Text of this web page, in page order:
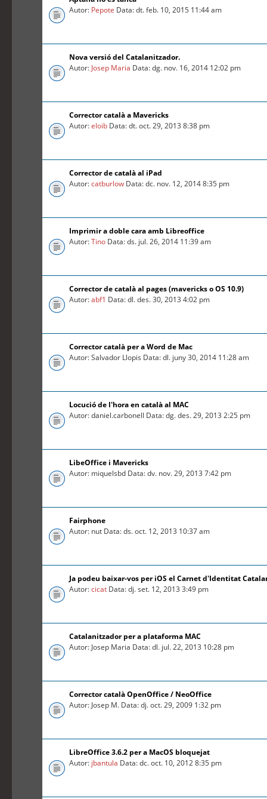
Autor: Pepote Data: dt. feb. 10, 2015 11:44 am
Nova versió del Catalanitzador.
Autor: Josep Maria Data: dg. nov. 16, 2014 12:02 pm
Corrector català a Mavericks
Autor:eloib Data: dt. oct. 29, 2013 8:38 pm
Corrector de català al iPad
Autor:catburlow Data: dc. nov. 12, 2014 8:35 pm
Imprimir a doble cara amb Libreoffice
Autor:Tino Data: ds. jul. 26, 2014 11:39 am
Corrector de català al pages (mavericks o OS 10.9)
Autor:abf1 Data: dl. des. 30, 2013 4:02 pm
Corrector català per a Word de Mac
Autor: Salvador Llopis Data: dl. juny 30, 2014 11:28 am
Locució de l'hora en català al MAC
Autor: daniel.carbonell Data: dg. des. 29, 2013 2:25 pm
LibeOffice i Mavericks
Autor: miquelsbd Data: dv. nov. 29, 2013 7:42 pm
Fairphone
Autor: nut Data: ds. oct. 12, 2013 10:37 am
Ja podeu baixar-vos per iOS el Carnet d'Identitat
Autor:cicat Data: dj. set. 12, 2013 3:49 pm
Catalanitzador per a plataforma MAC
Autor: Josep Maria Data: dl. jul. 22, 2013 10:28 pm
Corrector català OpenOffice / NeoOffice
Autor: Josep M. Data: dj. oct. 29, 2009 1:32 pm
LibreOffice 3.6.2 per a MacOS bloquejat
Autor: jbantula Data: dc. oct. 10, 2012 8:35 pm